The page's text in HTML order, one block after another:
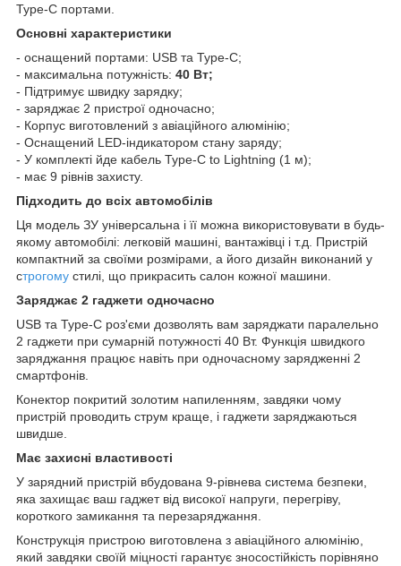
Type-C портами.
Основні характеристики
- оснащений портами: USB та Type-C;
- максимальна потужність: 40 Вт;
- Підтримує швидку зарядку;
- заряджає 2 пристрої одночасно;
- Корпус виготовлений з авіаційного алюмінію;
- Оснащений LED-індикатором стану заряду;
- У комплекті йде кабель Type-C to Lightning (1 м);
- має 9 рівнів захисту.
Підходить до всіх автомобілів
Ця модель ЗУ універсальна і її можна використовувати в будь-
якому автомобілі: легковій машині, вантажівці і т.д. Пристрій
компактний за своїми розмірами, а його дизайн виконаний у
строгому стилі, що прикрасить салон кожної машини.
Заряджає 2 гаджети одночасно
USB та Type-C роз'єми дозволять вам заряджати паралельно
2 гаджети при сумарній потужності 40 Вт. Функція швидкого
заряджання працює навіть при одночасному зарядженні 2
смартфонів.
Конектор покритий золотим напиленням, завдяки чому
пристрій проводить струм краще, і гаджети заряджаються
швидше.
Має захисні властивості
У зарядний пристрій вбудована 9-рівнева система безпеки,
яка захищає ваш гаджет від високої напруги, перегріву,
короткого замикання та перезаряджання.
Конструкція пристрою виготовлена з авіаційного алюмінію,
який завдяки своїй міцності гарантує зносостійкість порівняно